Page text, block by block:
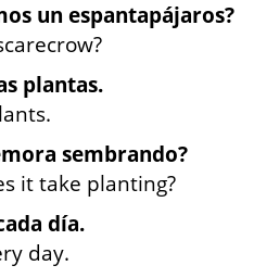
un espantapájaros?
plantas.
sembrando?
it take planting?
día.
day.